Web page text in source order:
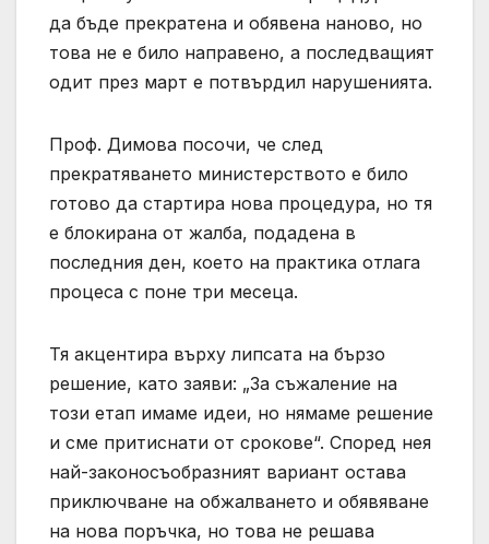
да бъде прекратена и обявена наново, но
това не е било направено, а последващият
одит през март е потвърдил нарушенията.
Проф. Димова посочи, че след
прекратяването министерството е било
готово да стартира нова процедура, но тя
е блокирана от жалба, подадена в
последния ден, което на практика отлага
процеса с поне три месеца.
Тя акцентира върху липсата на бързо
решение, като заяви: „За съжаление на
този етап имаме идеи, но нямаме решение
и сме притиснати от срокове“. Според нея
най-законосъобразният вариант остава
приключване на обжалването и обявяване
на нова поръчка, но това не решава